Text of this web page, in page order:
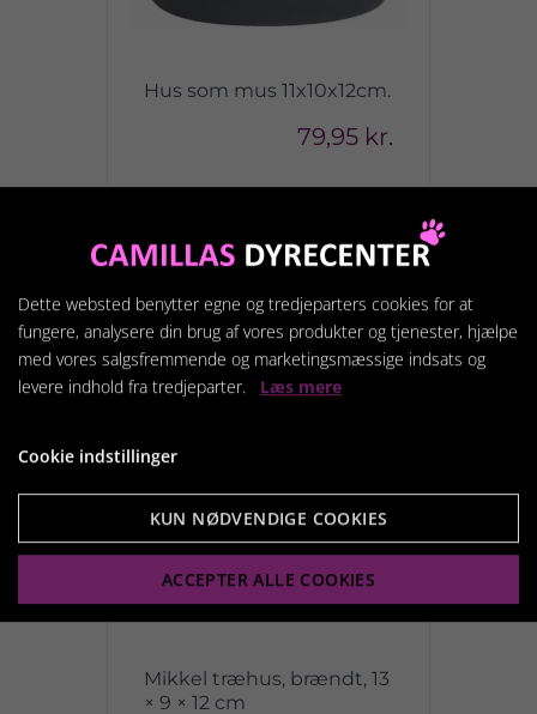
Hus som mus 11x10x12cm.
79,95 kr.
Mikkel træhus, brændt, 13
× 9 × 12 cm
Dette websted benytter egne og tredjeparters cookies for at
fungere, analysere din brug af vores produkter og tjenester, hjælpe
med vores salgsfremmende og marketingsmæssige indsats og
levere indhold fra tredjeparter. Læs mere
Cookie indstillinger
KUN NØDVENDIGE COOKIES
ACCEPTER ALLE COOKIES